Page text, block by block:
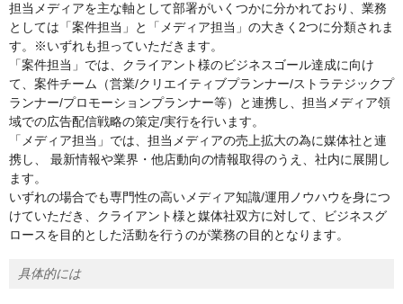
担当メディアを主な軸として部署がいくつかに分かれており、業務
としては「案件担当」と「メディア担当」の大きく2つに分類されま
す。※いずれも担っていただきます。
「案件担当」では、クライアント様のビジネスゴール達成に向け
て、案件チーム（営業/クリエイティブプランナー/ストラテジックプ
ランナー/プロモーションプランナー等）と連携し、担当メディア領
域での広告配信戦略の策定/実行を行います。
「メディア担当」では、担当メディアの売上拡大の為に媒体社と連
携し、 最新情報や業界・他店動向の情報取得のうえ、社内に展開し
ます。
いずれの場合でも専門性の高いメディア知識/運用ノウハウを身につ
けていただき、クライアント様と媒体社双方に対して、ビジネスグ
ロースを目的とした活動を行うのが業務の目的となります。
具体的には